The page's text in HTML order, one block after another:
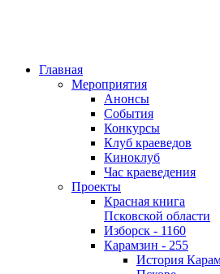
Главная
Мероприятия
Анонсы
События
Конкурсы
Клуб краеведов
Киноклуб
Час краеведения
Проекты
Красная книга
Псковской области
Изборск - 1160
Карамзин - 255
История